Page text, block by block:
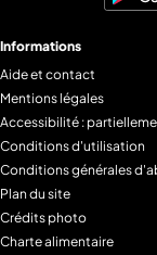
Informations
Aide et contact
Mentions légales
Accessibilité :
Conditions d'utilisation
Conditions générales
Plan du site
Crédits photo
Charte alimentaire